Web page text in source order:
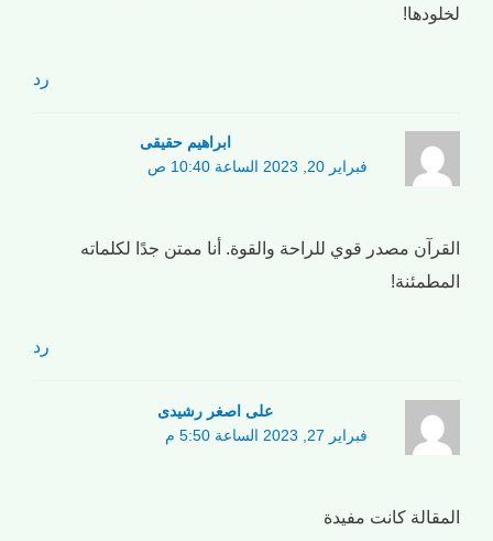
لخلودها!
رد
ابراهیم حقیقی
فبراير 20, 2023 الساعة 10:40 ص
القرآن مصدر قوي للراحة والقوة. أنا ممتن جدًا لكلماته
المطمئنة!
رد
علی اصغر رشیدی
فبراير 27, 2023 الساعة 5:50 م
المقالة كانت مفيدة